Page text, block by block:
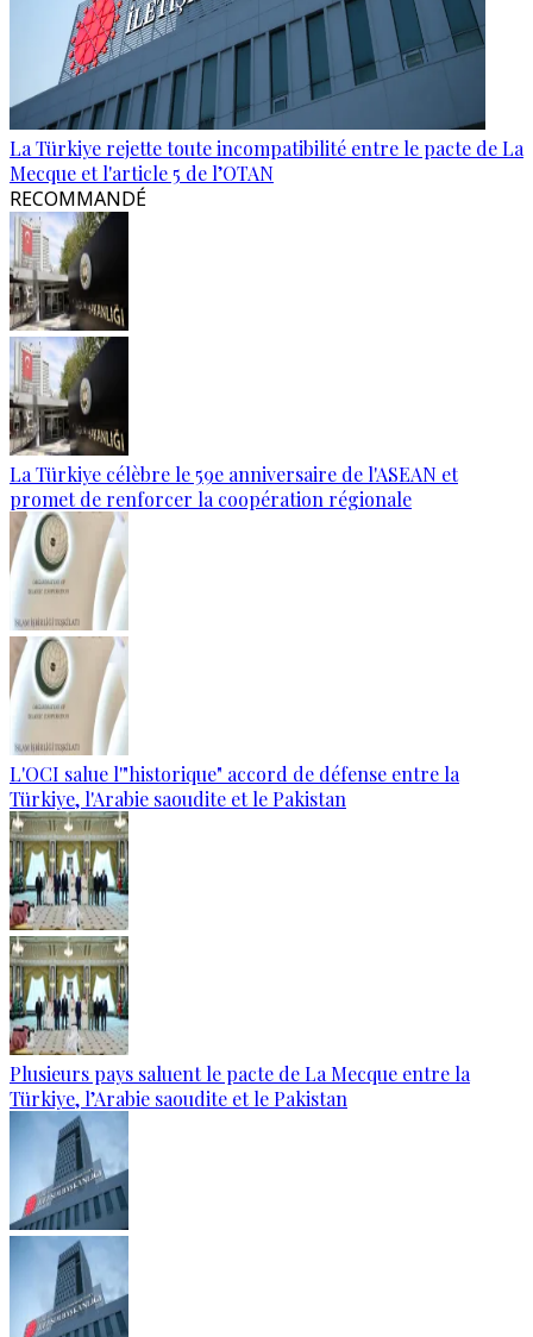
La Türkiye rejette toute incompatibilité entre le pacte de La
Mecque et l'article 5 de l’OTAN
RECOMMANDÉ
La Türkiye célèbre le 59e anniversaire de l'ASEAN et
promet de renforcer la coopération régionale
L'OCI salue l'"historique" accord de défense entre la
Türkiye, l'Arabie saoudite et le Pakistan
Plusieurs pays saluent le pacte de La Mecque entre la
Türkiye, l’Arabie saoudite et le Pakistan